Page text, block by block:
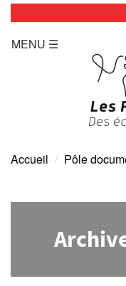
LES ZÉBRURES
Programmation/
Presse
TOUTE L’ANNÉE
MENU ☰
Accueil Pôle